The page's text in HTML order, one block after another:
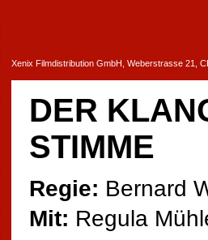
Xenix Filmdistribution GmbH, Weberstrasse 21,
DER
STIMME
Regie: Bernard
Mit: Regula